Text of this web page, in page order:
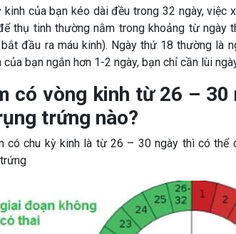
kinh của bạn kéo dài đều trong 32 ngày,
thụ tinh thường nằm trong khoảng từ
đầu ra máu kinh). Ngày thứ 18 thường là
của bạn ngắn hơn 1-2 ngày, bạn chỉ cần lùi
có vòng kinh từ 26 –
trứng nào?
có chu kỳ kinh là từ 26 – 30 ngày thì có